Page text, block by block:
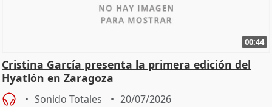
00:44
Cristina García presenta la primera edición del
Hyatlón en Zaragoza
Sonido Totales 20/07/2026